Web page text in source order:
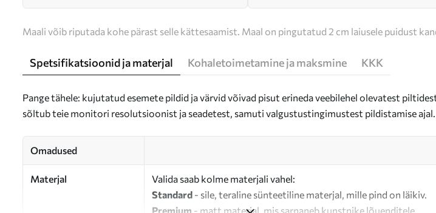
Maali võib riputada kohe pärast selle kättesaamist. Maal on pingutatud 2 cm laiusele puidust
Spetsifikatsioonid ja materjal Kohaletoimetamine ja maksmine KKK
Pange tähele: kujutatud esemete pildid ja värvid võivad pisut erineda veebilehel olevatest
sõltub teie monitori resolutsioonist ja seadetest, samuti valgustustingimustest pildistamise ajal.
Omadused
Materjal
Valida saab kolme materjali vahel:
Standard - sile, teraline sünteetiline materjal, mille pind on läikiv.
Premium - matt materjal, mis sarnaneb kunstnike lõuenditele.